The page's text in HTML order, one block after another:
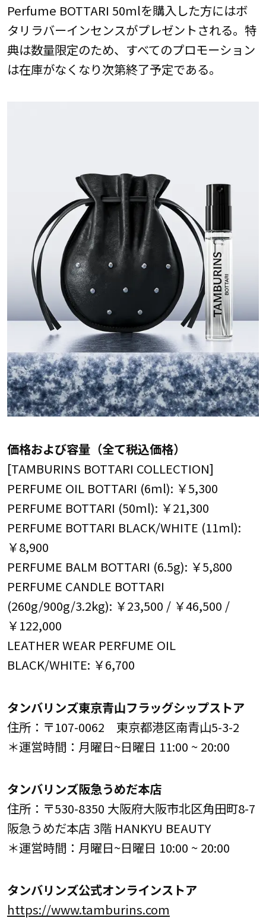
Perfume BOTTARI 50mlを購入した方にはボ
タリラバーインセンスがプレゼントされる。特
典は数量限定のため、すべてのプロモーション
は在庫がなくなり次第終了予定である。
価格および容量（全て税込価格）
[TAMBURINS BOTTARI COLLECTION]
PERFUME OIL BOTTARI (6ml): ￥5,300
PERFUME BOTTARI (50ml): ￥21,300
PERFUME BOTTARI BLACK/WHITE (11ml):
￥8,900
PERFUME BALM BOTTARI (6.5g): ￥5,800
PERFUME CANDLE BOTTARI
(260g/900g/3.2kg): ￥23,500 / ￥46,500 /
￥122,000
LEATHER WEAR PERFUME OIL
BLACK/WHITE: ￥6,700
タンバリンズ東京青山フラッグシップストア
住所：〒107-0062 東京都港区南青山5-3-2
＊運営時間：月曜日~日曜日 11:00 ~ 20:00
タンバリンズ阪急うめだ本店
住所：〒530-8350 大阪府大阪市北区角田町8-7
阪急うめだ本店 3階 HANKYU BEAUTY
＊運営時間：月曜日~日曜日 10:00 ~ 20:00
タンバリンズ公式オンラインストア
https://www.tamburins.com